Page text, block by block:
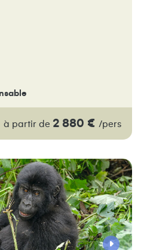
à partir de 2 880 € /pers